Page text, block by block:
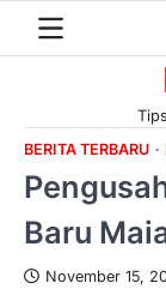
BERITA TERBARU
Baru
November 15,